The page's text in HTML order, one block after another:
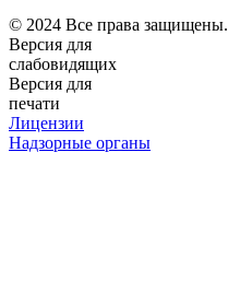
© 2024 Все права защищены.
Версия для
слабовидящих
Версия для
печати
Лицензии
Надзорные органы